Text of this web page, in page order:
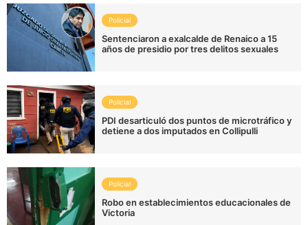
Policial
Sentenciaron a exalcalde de Renaico a 15
años de presidio por tres delitos sexuales
Policial
PDI desarticuló dos puntos de microtráfico y
detiene a dos imputados en Collipulli
Policial
Robo en establecimientos educacionales de
Victoria